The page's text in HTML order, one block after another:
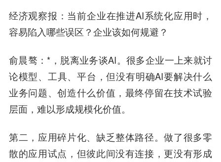
经济观察报 ：当前企业在推进AI系统化应用时，
容易陷入哪些误区？企业该如何规避？
俞晨骜 ：*，脱离业务谈AI。很多企业一上来就讨
论模型、工具、平台，但没有明确AI要解决什么
业务问题、创造什么价值，最终停留在技术试验
层面，难以形成规模化价值。
第二，应用碎片化、缺乏整体路径。做了很多零
散的应用试点，但彼此间没有连接，更没有形成